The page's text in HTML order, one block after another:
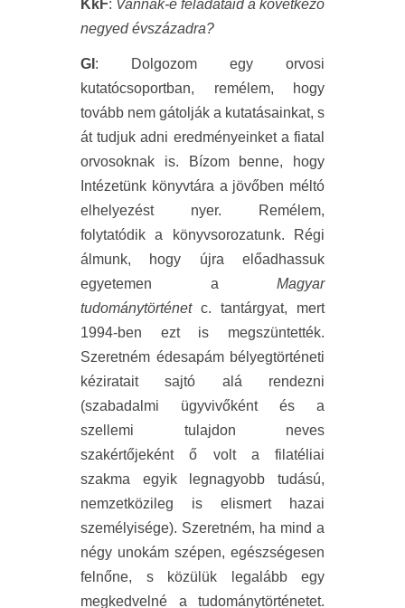
KkF: Vannak-e feladataid a következő
negyed évszázadra?
GI : Dolgozom egy orvosi
kutatócsoportban, remélem, hogy
tovább nem gátolják a kutatásainkat, s
át tudjuk adni eredményeinket a fiatal
orvosoknak is. Bízom benne, hogy
Intézetünk könyvtára a jövőben méltó
elhelyezést nyer. Remélem,
folytatódik a könyvsorozatunk. Régi
álmunk, hogy újra előadhassuk
egyetemen a Magyar
tudománytörténetc. tantárgyat, mert
1994-ben ezt is megszüntették.
Szeretném édesapám bélyegtörténeti
kéziratait sajtó alá rendezni
(szabadalmi ügyvivőként és a
szellemi tulajdon neves
szakértőjeként ő volt a filatéliai
szakma egyik legnagyobb tudású,
nemzetközileg is elismert hazai
személyisége). Szeretném, ha mind a
négy unokám szépen, egészségesen
felnőne, s közülük legalább egy
megkedvelné a tudománytörténetet.